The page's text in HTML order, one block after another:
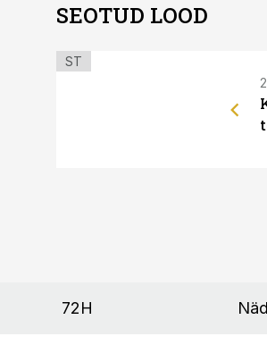
SEOTUD LOOD
ST
72H